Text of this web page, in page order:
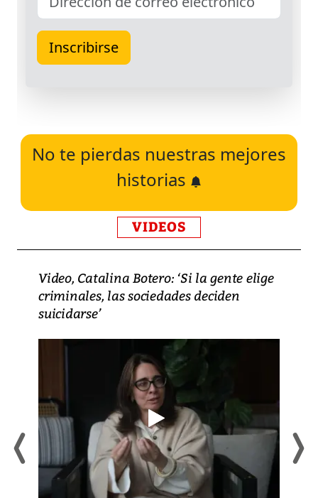
No te pierdas nuestras mejores
historias
VIDEOS
Video, Catalina Botero: ‘Si la gente elige
criminales, las sociedades deciden
suicidarse’